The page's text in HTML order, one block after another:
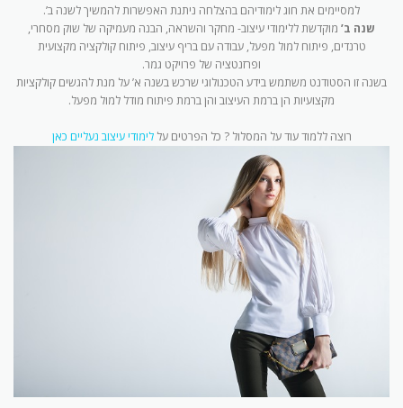
למסיימים את חוג לימודיהם בהצלחה ניתנת האפשרות להמשיך לשנה ב’.
שנה ב’ מוקדשת ללימודי עיצוב- מחקר והשראה, הבנה מעמיקה של שוק מסחרי,
טרנדים, פיתוח למול מפעל, עבודה עם בריף עיצוב, פיתוח קולקציה מקצועית
ופרזנטציה של פרויקט גמר.
בשנה זו הסטודנט משתמש בידע הטכנולוגי שרכש בשנה א’ על מנת להגשים קולקציות
מקצועיות הן ברמת העיצוב והן ברמת פיתוח מודל למול מפעל.
רוצה ללמוד עוד על המסלול ? כל הפרטים עללימודי עיצוב נעליים כאן